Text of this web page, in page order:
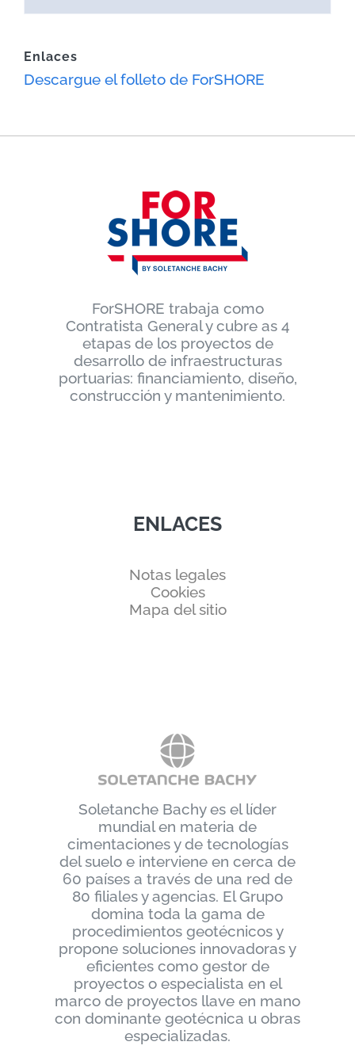
Enlaces
Descargue el folleto de ForSHORE
ForSHORE trabaja como
Contratista General y cubre as 4
etapas de los proyectos de
desarrollo de infraestructuras
portuarias: financiamiento, diseño,
construcción y mantenimiento.
ENLACES
Notas legales
Cookies
Mapa del sitio
Soletanche Bachy es el líder
mundial en materia de
cimentaciones y de tecnologías
del suelo e interviene en cerca de
60 países a través de una red de
80 filiales y agencias. El Grupo
domina toda la gama de
procedimientos geotécnicos y
propone soluciones innovadoras y
eficientes como gestor de
proyectos o especialista en el
marco de proyectos llave en mano
con dominante geotécnica u obras
especializadas.